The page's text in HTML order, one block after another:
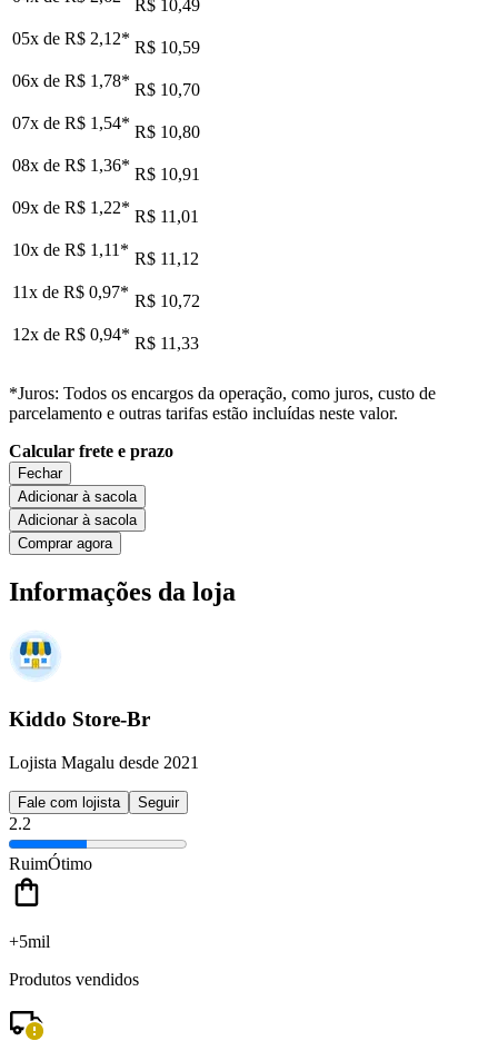
R$ 10,49
05x de R$ 2,12* R$ 10,59
06x de R$ 1,78* R$ 10,70
07x de R$ 1,54* R$ 10,80
08x de R$ 1,36* R$ 10,91
09x de R$ 1,22* R$ 11,01
10x de R$ 1,11 * R$ 11,12
11x de R$ 0,97* R$ 10,72
12x de R$ 0,94* R$ 11,33
*Juros: Todos os encargos da operação, como juros, custo de
parcelamento e outras tarifas estão incluídas neste valor.
Calcular frete e prazo
Fechar
Adicionar à sacola
Adicionar à sacola
Comprar agora
Informações da loja
Kiddo Store-Br
Lojista Magalu desde 2021
Fale com lojista Seguir
2.2
RuimÓtimo
+5mil
Produtos vendidos